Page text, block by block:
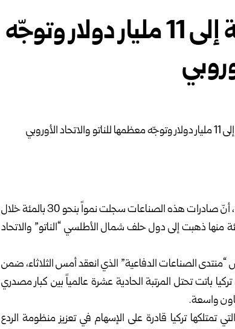
تركيا ترفع صادراتها الدفاعية إلى 11 مليار دولار وتوجّه
أعلن رئيس هيئة الصناعات الدفاعية التركية “خلوق غورغون”، أنّ صادرات هذه الصناعات سجلت نمواً بنحو 30 بالمئة خلال
لتصل إلى 11 مليار دولار، لافتاً إلى أن 56 بالمئة منها ذهبت إلى دول حلف شمال الأطلسي “الناتو” والاتحاد
الصناعات الدفاعية” الذي انعقد أمس الثلاثاء، ضمن
” أنّ تركيا باتت تحتل المرتبة الحادية عشرة عالمياً بين كبار مصدري
واسعة.
تمتلكها تركيا قادرة على الإسهام في تعزيز منظومة الردع